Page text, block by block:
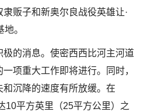
贩子和新奥尔良战役英雄让·
。
极的消息。使密西西比河主河道
项重大工作即将进行。同时，
沉降的速度有所放缓。在
10平方英里（25平方公里）之